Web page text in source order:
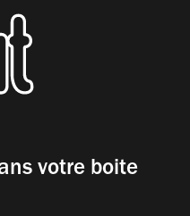
votre boite